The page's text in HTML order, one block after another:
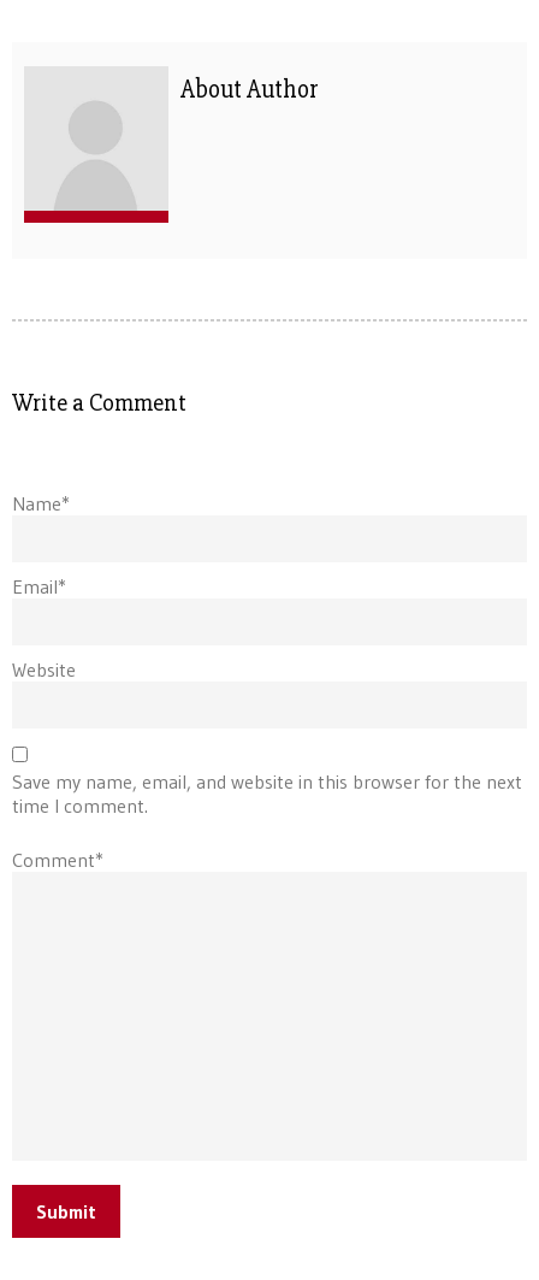
About Author
Write a Comment
Name*
Email*
Website
Save my name, email, and website in this browser for the next
time I comment.
Comment*
Submit